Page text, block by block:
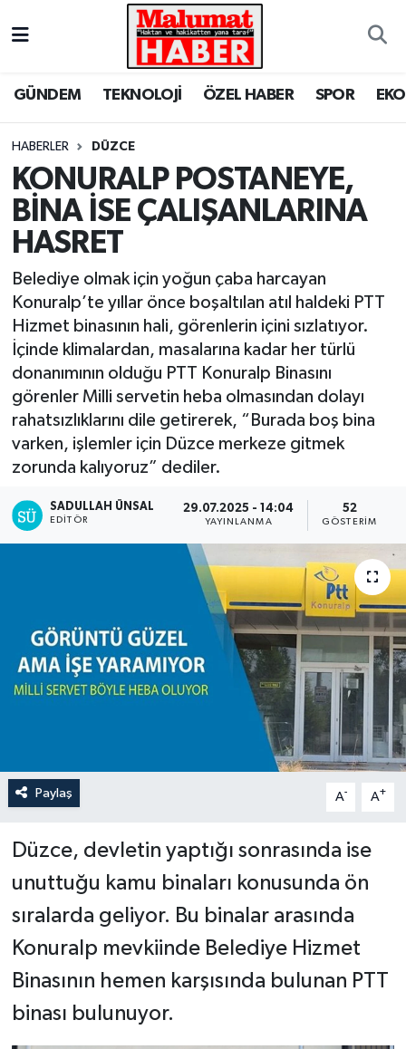
GÜNDEM TEKNOLOJİ ÖZEL HABER SPOR
HABERLER DÜZCE
KONURALP POSTANEYE,
BİNA İSE ÇALIŞANLARINA
HASRET
Belediye olmak için yoğun çaba harcayan
Konuralp’te yıllar önce boşaltılan atıl haldeki PTT
Hizmet binasının hali, görenlerin içini sızlatıyor.
İçinde klimalardan, masalarına kadar her türlü
donanımının olduğu PTT Konuralp Binasını
görenler Milli servetin heba olmasından dolayı
rahatsızlıklarını dile getirerek, “Burada boş bina
varken, işlemler için Düzce merkeze gitmek
zorunda kalıyoruz” dediler.
SADULLAH ÜNSAL
EDITÖR
29.07.2025 - 14:04
YAYINLANMA
52
GÖSTERIM
Paylaş A- A+
Düzce, devletin yaptığı sonrasında ise
unuttuğu kamu binaları konusunda ön
sıralarda geliyor. Bu binalar arasında
Konuralp mevkiinde Belediye Hizmet
Binasının hemen karşısında bulunan PTT
binası bulunuyor.
Nöbetçi Eczaneler
Süper Lig Puan Durumu ve Fikstür
Tüm Manşetler
Son Dakika Haberleri
Haber Arşivi